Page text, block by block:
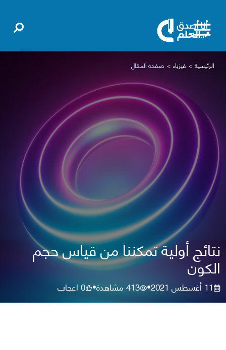
الرئيسية فيزياء صفحة المقال
نتائج أولية تمكننا من قياس حجم
الكون
11 أغسطس 2021 •
413مشاهدة•
0اعجاب